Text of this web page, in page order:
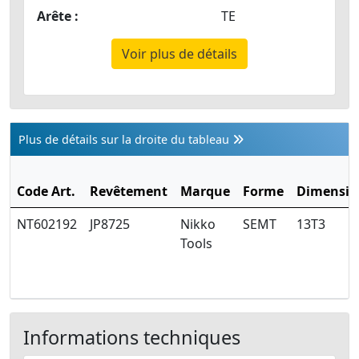
Arête :
TE
Voir plus de détails
Plus de détails sur la droite du tableau
Code Art. Revêtement Marque Forme
NT602192
JP8725
Nikko
Tools
SEMT 13T3
Informations techniques